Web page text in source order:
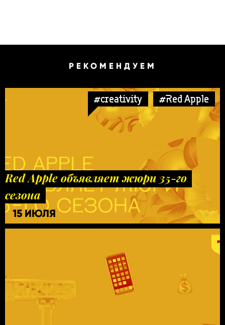
РЕКОМЕНДУЕМ
#creativity #Red Apple
Red Apple объявляет жюри 35-го
сезона
15 ИЮЛЯ